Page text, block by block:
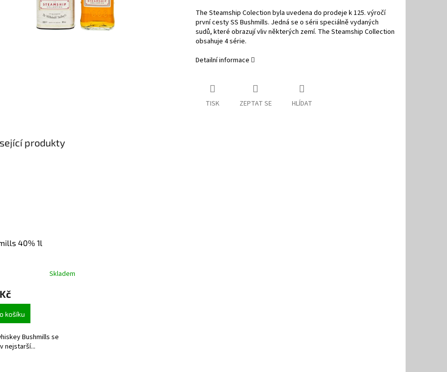
The Steamship Colection byla uvedena do prodeje k 125. výročí
první cesty SS Bushmills. Jedná se o sérii speciálně vydaných
sudů, které obrazují vliv některých zemí. The Steamship Collection
obsahuje 4 série.
Detailní informace
TISK ZEPTAT SE HLÍDAT
produkty
40% 1l
Skladem
košíku
Bushmills se
nejstarší...